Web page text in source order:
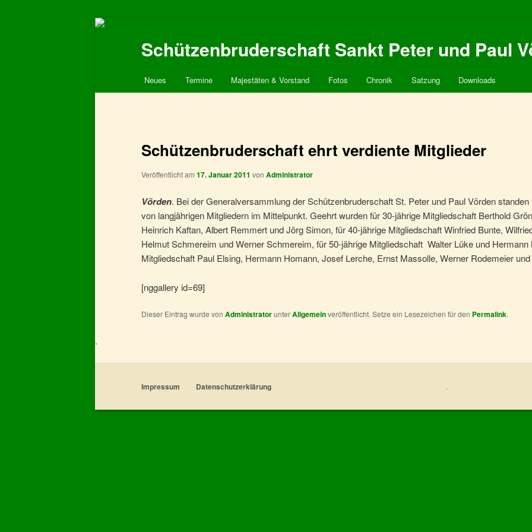
Schützenbruderschaft Sankt Peter und Paul
Zum
Neues Termine Majestäten & Vorstand Fotos Chronik Satzung Downloads
Schützenbruderschaft ehrt verdiente Mitglieder
Veröffentlicht am 17. Januar 2011 von Administrator
Vörden. Bei der Generalversammlung der Schützenbruderschaft St. Peter und Paul Vörden
von langjährigen Mitgliedern im Mittelpunkt. Geehrt wurden für 30-jährige Mitgliedschaft Berthold
Heinrich Kaftan, Albert Remmert und Jörg Simon, für 40-jährige Mitgliedschaft Winfried Bunte,
Helmut Schmereim und Werner Schmereim, für 50-jährige Mitgliedschaft Walter Lüke und Hermann
Mitgliedschaft Paul Elsing, Hermann Homann, Josef Lerche, Ernst Massolle, Werner Rodemeier und
[nggallery id=69]
Dieser Eintrag wurde von AdministratorunterAllgemeinveröffentlicht. Setze ein Lesezeichen für den Permalink.
Impressum Datenschutzerklärung